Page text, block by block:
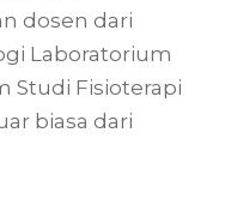
dosen dari
Laboratorium
Studi Fisioterapi
biasa dari